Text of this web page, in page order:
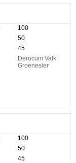
100
50
45
Derocum Valk
Groenesier
100
50
45